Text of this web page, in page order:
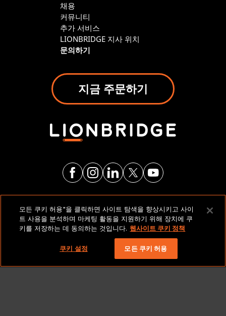
채용
커뮤니티
추가 서비스
LIONBRIDGE 지사 위치
문의하기
지금 주문하기
법적 고지 및 정책
저작권 2026 Lionbridge Technologies, LLC. 모든 권리
보유.
모든 쿠키 허용"을 클릭하면 사이트 탐색을 향상시키고 사이
트 사용을 분석하며 마케팅 활동을 지원하기 위해 장치에 쿠
키를 저장하는 데 동의하는 것입니다. 웹사이트 쿠키 정책
쿠키 설정 모든 쿠키 허용